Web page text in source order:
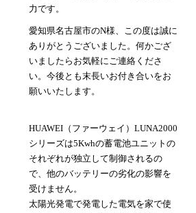
力です。
愛知県名古屋市のN様、この度は誠に
ありがとうございました。何かござ
いましたらお気軽にご連絡くださ
い。今後とも末長いお付き合いをお
願いいたします。
HUAWEI（ファーウェイ）LUNA2000
シリーズは5Kwhの蓄電池ユニットの
それぞれが独立して制御されるの
で、他のバッテリーの劣化の影響を
受けません。
太陽光発電で発電した電気を家で使